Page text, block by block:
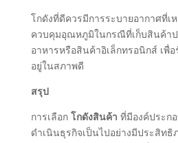
โกดังที่ดีควรมีการระบายอากาศที่เ
ควบคุมอุณหภูมิในกรณีที่เก็บสินค้าป
อาหารหรือสินค้าอิเล็กทรอนิกส์ เพื่
อยู่ในสภาพดี
สรุป
การเลือก โกดังสินค้า ที่มีองค์ประก
ดำเนินธุรกิจเป็นไปอย่างมีประสิทธิ